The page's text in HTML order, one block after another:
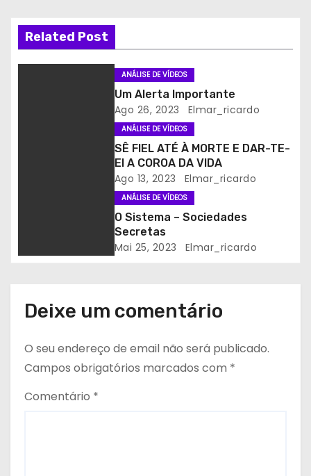
e
s
Related Post
ANÁLISE DE VÍDEOS
Um Alerta Importante
Ago 26, 2023 Elmar_ricardo
ANÁLISE DE VÍDEOS
SÊ FIEL ATÉ À MORTE E DAR-TE-
EI A COROA DA VIDA
Ago 13, 2023 Elmar_ricardo
ANÁLISE DE VÍDEOS
O Sistema – Sociedades
Secretas
Mai 25, 2023 Elmar_ricardo
Deixe um comentário
O seu endereço de email não será publicado.
Campos obrigatórios marcados com *
Comentário *